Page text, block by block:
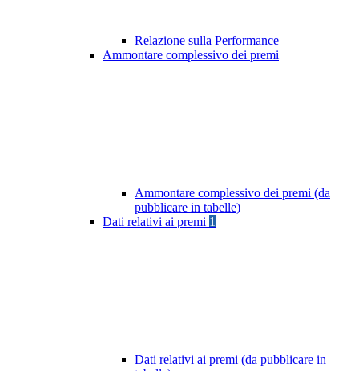
Relazione sulla Performance
Ammontare complessivo dei premi
Ammontare complessivo dei premi (da
pubblicare in tabelle)
Dati relativi ai premi 1
Dati relativi ai premi (da pubblicare in